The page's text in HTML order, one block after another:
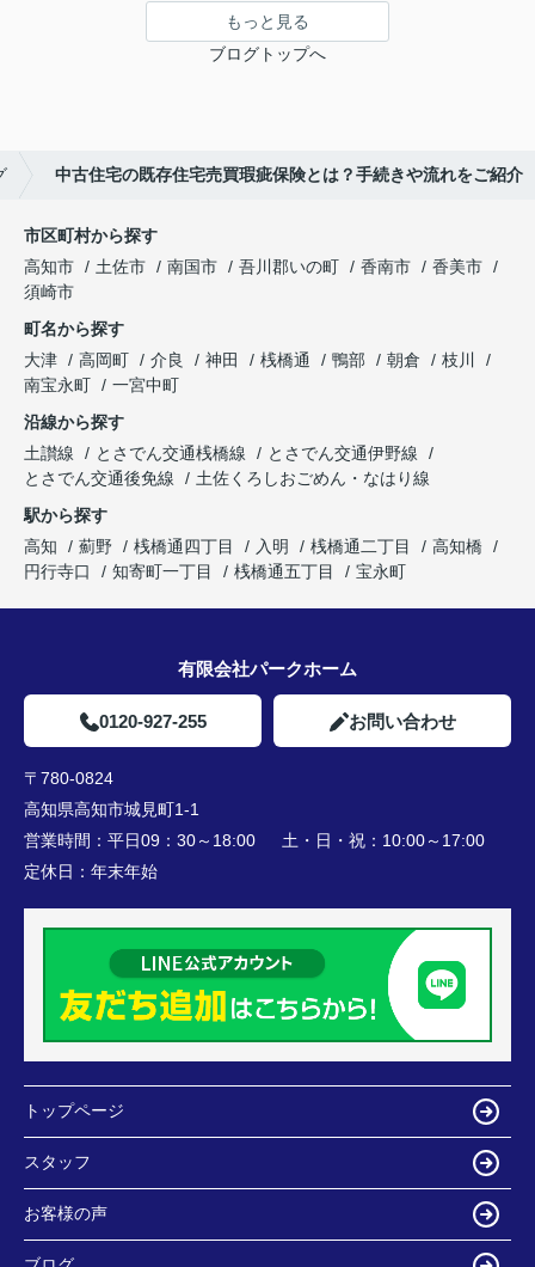
もっと見る
ブログトップへ
中古住宅の既存住宅売買瑕疵保険とは？手続きや流れをご紹介
市区町村から探す
高知市
土佐市 南国市 吾川郡いの町 香南市
香美市
須崎市
町名から探す
大津
高岡町 介良 神田 桟橋通 鴨部 朝倉
枝川
南宝永町
一宮中町
沿線から探す
土讃線
とさでん交通桟橋線
とさでん交通伊野線
とさでん交通後免線
土佐くろしおごめん・なはり線
駅から探す
高知
薊野 桟橋通四丁目 入明 桟橋通二丁目
高知橋
円行寺口
知寄町一丁目 桟橋通五丁目 宝永町
有限会社パークホーム
0120-927-255 お問い合わせ
〒780-0824
高知県高知市城見町1-1
営業時間： 平日09：30～18:00 土・日・祝：10:00～17:00
定休日： 年末年始
トップページ
スタッフ
お客様の声